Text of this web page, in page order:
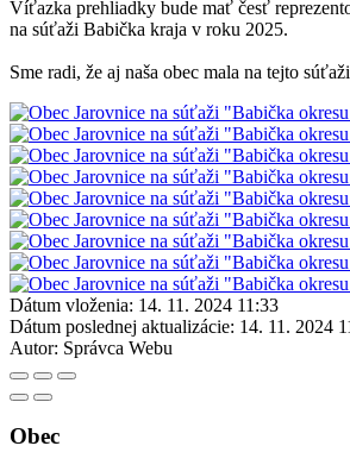
Víťazka prehliadky bude mať česť
na súťaži Babička kraja v roku 2025.
Sme radi, že aj naša obec mala na tejto
Dátum vloženia: 14. 11. 2024 11:33
Dátum poslednej aktualizácie: 14. 11. 2024
Autor: Správca Webu
Obec